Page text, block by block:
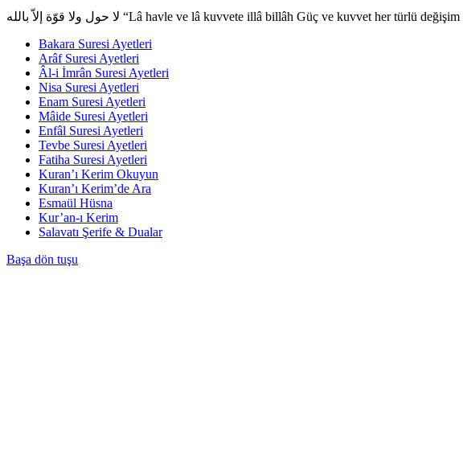
Bakara Suresi Ayetleri
Arâf Suresi Ayetleri
Âl-i İmrân Suresi Ayetleri
Nisa Suresi Ayetleri
Enam Suresi Ayetleri
Mâide Suresi Ayetleri
Enfâl Suresi Ayetleri
Tevbe Suresi Ayetleri
Fatiha Suresi Ayetleri
Kuran’ı Kerim Okuyun
Kuran’ı Kerim’de Ara
Esmaül Hüsna
Kur’an-ı Kerim
Salavatı Şerife & Dualar
Başa dön tuşu